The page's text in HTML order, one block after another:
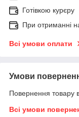
Готівкою курєру
При отриманні
Всі умови оплати
Умови
Повернення товару
Всі умови